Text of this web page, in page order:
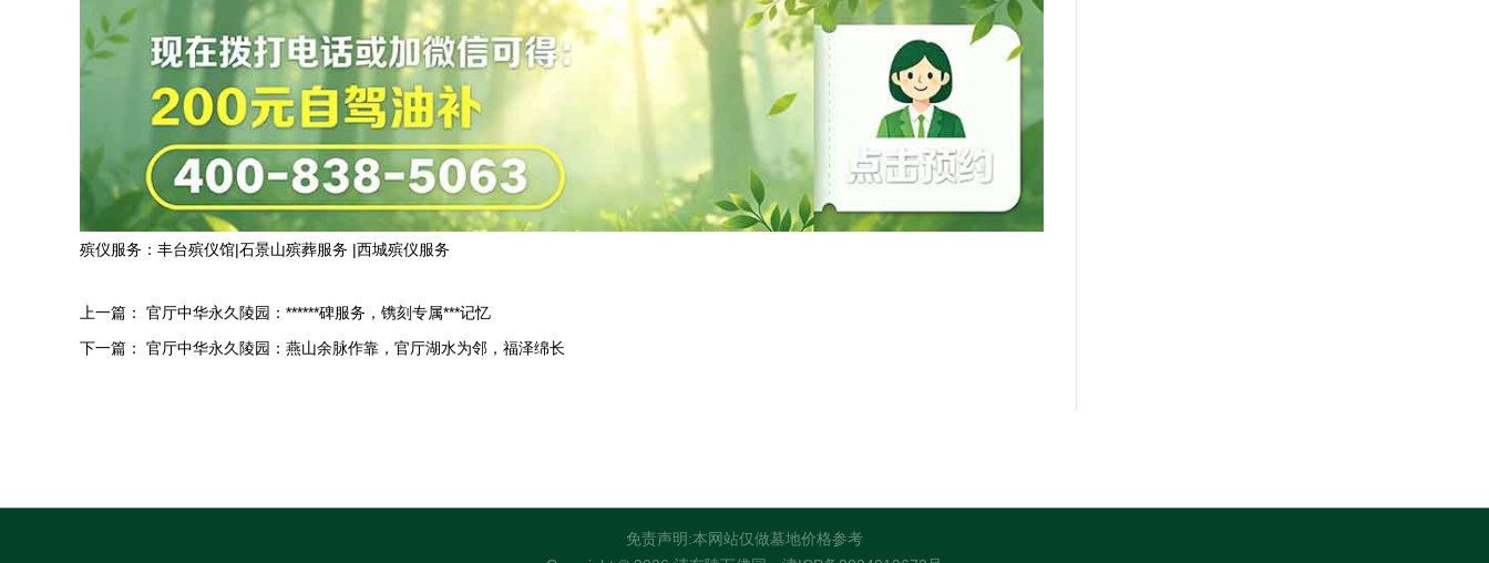
殡仪服务： 丰台殡仪馆|石景山殡葬服务 |西城殡仪服务
上一篇： 官厅中华永久陵园：******碑服务，镌刻专属***记忆
下一篇： 官厅中华永久陵园：燕山余脉作靠，官厅湖水为邻，福泽绵长
免责声明:本网站仅做墓地价格参考